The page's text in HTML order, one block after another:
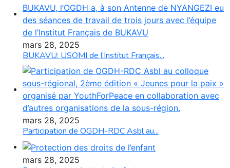
mars 28, 2025
BUKAVU: USOMI de l’Institut Français...
mars 28, 2025
Participation de OGDH-RDC Asbl au...
mars 28, 2025